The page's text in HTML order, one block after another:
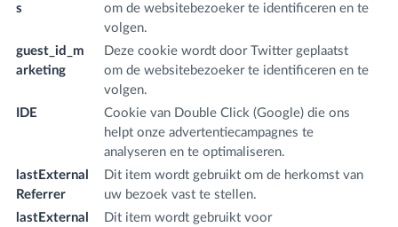
s
om de websitebezoeker te identificeren en te
volgen.
guest_id_m
arketing
Deze cookie wordt door Twitter geplaatst
om de websitebezoeker te identificeren en te
volgen.
IDE
Cookie van Double Click (Google) die ons
helpt onze advertentiecampagnes te
analyseren en te optimaliseren.
lastExternal
Referrer
Dit item wordt gebruikt om de herkomst van
uw bezoek vast te stellen.
lastExternal
Dit item wordt gebruikt voor